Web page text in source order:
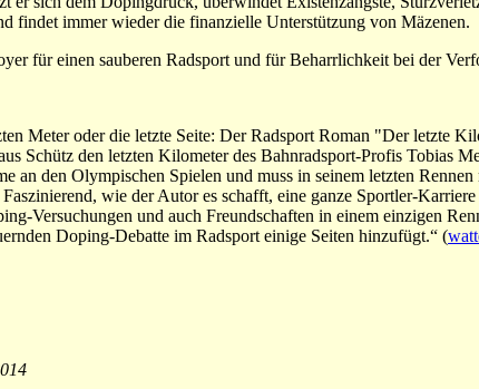
findet immer wieder die finanzielle Unterstützung von Mäzenen.
für einen sauberen Radsport und für Beharrlichkeit bei der
Meter oder die letzte Seite: Der Radsport Roman "Der letzte
Schütz den letzten Kilometer des Bahnradsport-Profis Tobias
an den Olympischen Spielen und muss in seinem letzten
wie der Autor es schafft, eine ganze Sportler-
Versuchungen und auch Freundschaften in einem einzigen
Doping-Debatte im Radsport einige Seiten hinzufügt.“ (